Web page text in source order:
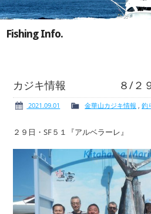
サービス案内
Fishing Info.
カジキ情報 ８/２
2021.09.01 金華山カジキ情報 ,釣
２９日・SF５１『アルベラーレ』